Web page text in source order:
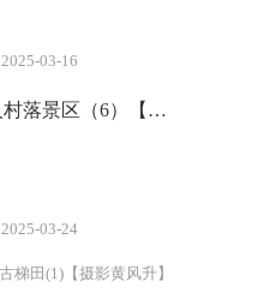
2025-03-16
陕西铜川：王益区秦人村落景区（6）【手机摄影周春辉】
2025-03-24
梯田(1)【摄影黄风升】